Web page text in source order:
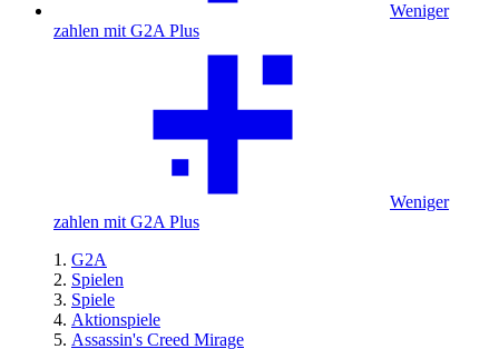
Weniger
zahlen mit G2A Plus
Weniger
zahlen mit G2A Plus
G2A
Spielen
Spiele
Aktionspiele
Assassin's Creed Mirage